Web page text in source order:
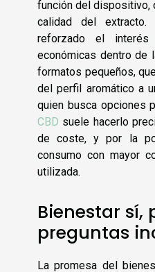
función del dispositivo,
calidad del
reforzado el interés
económicas dentro de
formatos pequeños,
del perfil aromático a
quien busca opciones
CBD suele hacerlo
de coste, y por la
consumo con mayor
utilizada.
Bienestar sí,
preguntas
La promesa del